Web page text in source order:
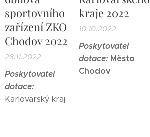
sportovního
zařízení ZKO
Chodov 2022
28.11.2022
Poskytovatel
dotace:
Karlovarský kraj
kraje 2022
10.10.2022
Poskytovatel
dotace:Město
Chodov